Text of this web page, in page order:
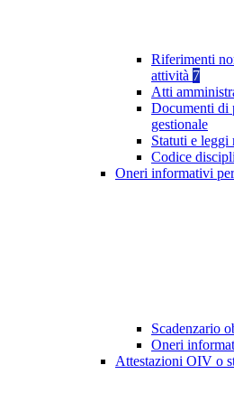
Riferimenti
attività 7
Atti
Documenti di
gestionale
Statuti e leggi
Codice
Oneri informativi
Scadenzario
Oneri
Attestazioni OIV o